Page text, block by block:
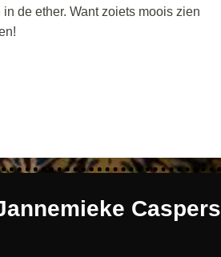
de ether. Want zoiets moois zien
Caspers